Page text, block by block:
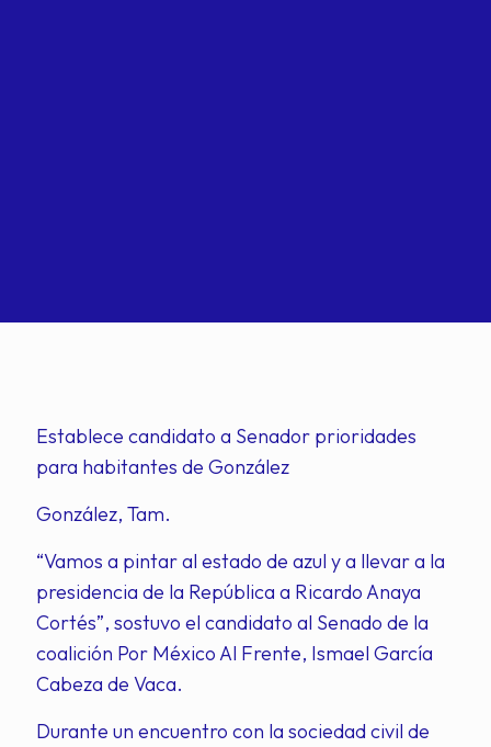
Establece candidato a Senador prioridades
para habitantes de González
González, Tam.
“Vamos a pintar al estado de azul y a llevar a la
presidencia de la República a Ricardo Anaya
Cortés”, sostuvo el candidato al Senado de la
coalición Por México Al Frente, Ismael García
Cabeza de Vaca.
Durante un encuentro con la sociedad civil de